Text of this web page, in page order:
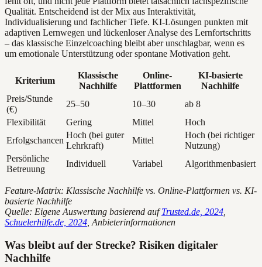
Qualität. Entscheidend ist der Mix aus Interaktivität,
Individualisierung und fachlicher Tiefe. KI-Lösungen punkten mit
adaptiven Lernwegen und lückenloser Analyse des Lernfortschritts
– das klassische Einzelcoaching bleibt aber unschlagbar, wenn es
um emotionale Unterstützung oder spontane Motivation geht.
Kriterium
Klassische
Nachhilfe
Online-
Plattformen
KI-basierte
Nachhilfe
Preis/Stunde
(€)
25–50 10–30
ab 8
Flexibilität
Gering Mittel
Hoch
Erfolgschancen
Hoch (bei guter
Lehrkraft)
Mittel
Hoch (bei richtiger
Nutzung)
Persönliche
Betreuung
Individuell Variabel Algorithmenbasiert
Feature-Matrix: Klassische Nachhilfe vs. Online-Plattformen vs. KI-
basierte Nachhilfe
Quelle: Eigene Auswertung basierend aufTrusted.de, 2024
Schuelerhilfe.de, 2024 , Anbieterinformationen
Was bleibt auf der Strecke? Risiken digitaler
Nachhilfe